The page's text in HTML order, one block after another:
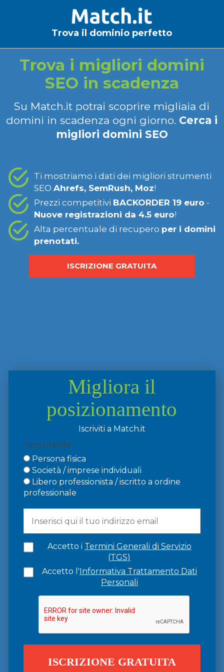
Trova il dominio perfetto
Trova i migliori domini
SEO in scadenza
Su Match.it potrai scoprire migliaia di
domini in scadenza ogni giorno. Cerca i
migliori domini SEO
Ti mostriamo i dati dei migliori strumenti
SEO Ahrefs, SemRush, Moz!
Prezzi competitivi BACKORDER 19 euro -
Nuove registrazioni da 4.5 euro!
Alta percentuale di recupero per i domini
prenotati.
ISCRIZIONE GRATUITA
Migliora il
posizionamento
Iscriviti a Match.it
Tipo utente
Persona fisica
Società / imprese individuali
Libero professionista / iscritto a ordine
professionale
Accetto i Termini Generali di Servizio
(TGS)
Accetto l'Informativa Trattamento Dati
Personali